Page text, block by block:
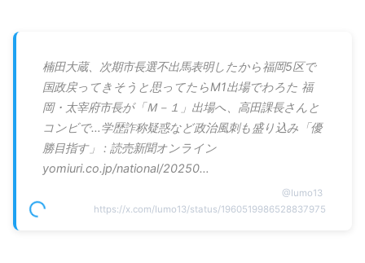
楠田大蔵、次期市長選不出馬表明したから福岡5区で
国政戻ってきそうと思ってたらM1出場でわろた 福
岡・太宰府市長が「Ｍ－１」出場へ、高田課長さんと
コンビで…学歴詐称疑惑など政治風刺も盛り込み「優
勝目指す」 : 読売新聞オンライン
yomiuri.co.jp/national/20250…
@Iumo13
https://x.com/Iumo13/status/1960519986528837975